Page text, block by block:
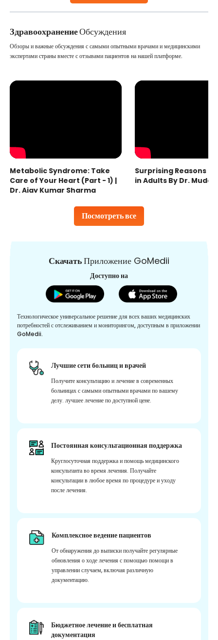
ЗдравоохранениеОбсуждения
Посмотреть все
Обзоры и важные обсуждения с самыми опытными врачами и медицинскими
экспертами страны вместе с отзывами пациентов на нашей платформе.
Metabolic Syndrome: Take
Care of Your Heart (Part - 1) |
Dr. Ajay Kumar Sharma
Surprising Reasons
in Adults By Dr.
СкачатьПриложение GoMedii
Доступно на
Технологическое универсальное решение для всех ваших медицинских
потребностей с отслеживанием и мониторингом, доступным в приложении
GoMedii.
Лучшие сети больниц и врачей
Получите консультацию и лечение в современных
больницах с самыми опытными врачами по вашему
делу. лучшее лечение по доступной цене.
Постоянная консультационная поддержка
Круглосуточная поддержка и помощь медицинского
консультанта во время лечения. Получайте
консультации в любое время по процедуре и уходу
после лечения.
Комплексное ведение пациентов
От обнаружения до выписки получайте регулярные
обновления о ходе лечения с помощью помощи в
управлении случаем, включая различную
документацию.
Бюджетное лечение и бесплатная
документация